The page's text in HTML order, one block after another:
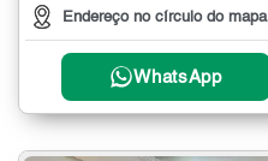
Endereço no círculo do mapa
WhatsApp